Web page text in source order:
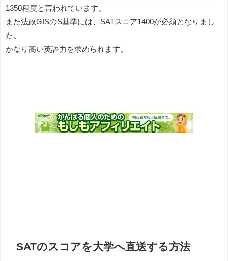
1350程度と言われています。
また法政GISのS基準には、SATスコア1400が必須となりまし
た。
かなり高い英語力を求められます。
SATのスコアを大学へ直送する方法